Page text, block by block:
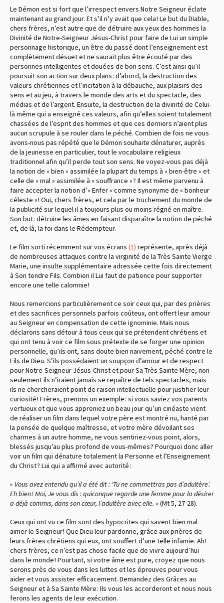
Le Démon est si fort que l’irrespect envers Notre Seigneur éclate
maintenant au grand jour. Et s’il n’y avait que cela ! Le but du Diable,
chers frères, n’est autre que de détruire aux yeux des hommes la
Divinité de Notre-Seigneur Jésus-Christ pour faire de Lui un simple
personnage historique, un être du passé dont l’enseignement est
complètement désuet et ne saurait plus être écouté par des
personnes intelligentes et douées de bon sens. C’est ainsi qu’il
poursuit son action sur deux plans : d’abord, la destruction des
valeurs chrétiennes et l’incitation à la débauche, aux plaisirs des
sens et au jeu, à travers le monde des arts et du spectacle, des
médias et de l’argent. Ensuite, la destruction de la divinité de Celui-
là même qui a enseigné ces valeurs, afin qu’elles soient totalement
chassées de l’esprit des hommes et que ces derniers n’aient plus
aucun scrupule à se rouler dans le péché. Combien de fois ne vous
avons-nous pas répété que le Démon souhaite dénaturer, auprès
de la jeunesse en particulier, tout le vocabulaire religieux
traditionnel afin qu’il perde tout son sens. Ne voyez-vous pas déjà
la notion de « bien » assimilée la plupart du temps à « bien-être » et
celle de « mal » assimilée à « souffrance » ? Il est même parvenu à
faire accepter la notion d’« Enfer » comme synonyme de « bonheur
céleste » ! Oui, chers frères, et cela par le truchement du monde de
la publicité sur lequel il a toujours plus ou moins régné en maître.
Son but : détruire les âmes en faisant disparaître la notion de péché
et, de là, la foi dans le Rédempteur.
Le film sorti récemment sur vos écrans (1) représente, après déjà
de nombreuses attaques contre la virginité de la Très Sainte Vierge
Marie, une insulte supplémentaire adressée cette fois directement
à Son tendre Fils. Combien il Lui faut de patience pour supporter
encore une telle calomnie !
Nous remercions particulièrement ce soir ceux qui, par des prières
et des sacrifices personnels parfois coûteux, ont offert leur amour
au Seigneur en compensation de cette ignominie. Mais nous
déclarons sans détour à tous ceux qui se prétendent chrétiens et
qui ont tenu à voir ce film sous prétexte de se forger une opinion
personnelle, qu’ils ont, sans doute bien naïvement, péché contre le
Fils de Dieu. S’ils possédaient un soupçon d’amour et de respect
pour Notre-Seigneur Jésus-Christ et pour Sa Très Sainte Mère, non
seulement ils n’iraient jamais se repaître de tels spectacles, mais
ils ne chercheraient point de raison intellectuelle pour justifier leur
curiosité ! Frères, prenons un exemple : si vous saviez vos parents
vertueux et que vous appreniez un beau jour qu’un cinéaste vient
de réaliser un film dans lequel votre père est montré nu, hanté par
la pensée de quelque maîtresse, et votre mère dévoilant ses
charmes à un autre homme, ne vous sentiriez-vous point, alors,
blessés jusqu’au plus profond de vous-mêmes ? Pourquoi donc aller
voir un film qui dénature totalement la Personne et l’Enseignement
du Christ ? Lui qui a affirmé avec autorité :
« Vous avez entendu qu’il a été dit : ‘Tu ne commettras pas d’adultère’.
Eh bien ! Moi, Je vous dis : quiconque regarde une femme pour la désirer
a déjà commis, dans son cœur, l’adultère avec elle. »(Mt 5, 27-28).
Ceux qui ont vu ce film sont des hypocrites qui savent bien mal
aimer le Seigneur ! Que Dieu leur pardonne, grâce aux prières de
leurs frères chrétiens qui eux, ont souffert d’une telle infamie. Ah !
chers frères, ce n’est pas chose facile que de vivre aujourd’hui
dans le monde ! Pourtant, si votre âme est pure, croyez que nous
serons près de vous dans les luttes et les épreuves pour vous
aider et vous assister efficacement. Demandez des Grâces au
Seigneur et à Sa Sainte Mère : Ils vous les accorderont et nous nous
ferons les agents de leur exécution.